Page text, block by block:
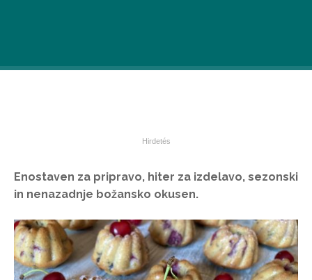
Enostaven za pripravo, hiter za izdelavo, sezonski
in nenazadnje božansko okusen.